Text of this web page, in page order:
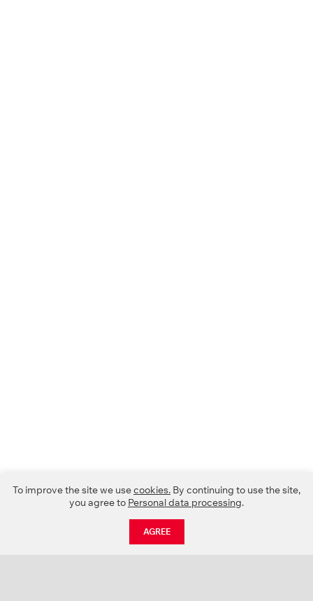
To improve the site we usecookies. By continuing to use the site,
you agree to Personal data processing.
AGREE